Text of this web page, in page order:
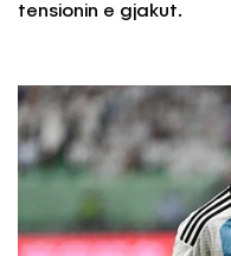
tensionin e gjakut.